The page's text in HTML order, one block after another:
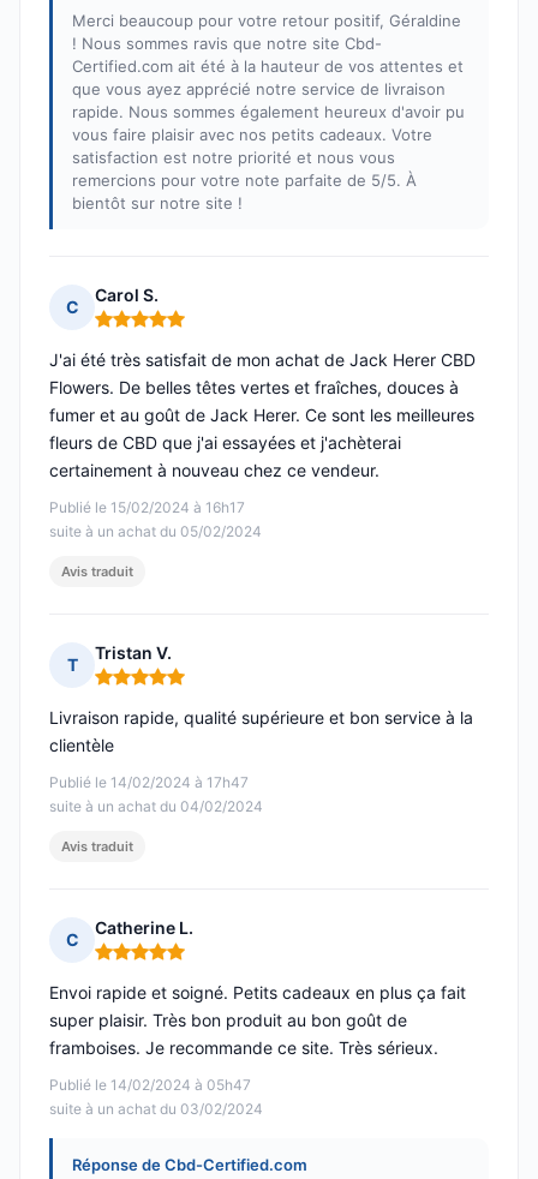
Merci beaucoup pour votre retour positif, Géraldine
! Nous sommes ravis que notre site Cbd-
Certified.com ait été à la hauteur de vos attentes et
que vous ayez apprécié notre service de livraison
rapide. Nous sommes également heureux d'avoir pu
vous faire plaisir avec nos petits cadeaux. Votre
satisfaction est notre priorité et nous vous
remercions pour votre note parfaite de 5/5. À
bientôt sur notre site !
C
Carol S.
Note : 5 sur 5
Publié le 15/02/2024 à 16h17
suite à un achat du 05/02/2024
J'ai été très satisfait de mon achat de Jack Herer CBD
Flowers. De belles têtes vertes et fraîches, douces à
fumer et au goût de Jack Herer. Ce sont les meilleures
fleurs de CBD que j'ai essayées et j'achèterai
certainement à nouveau chez ce vendeur.
Avis traduit
T
Tristan V.
Note : 5 sur 5
Publié le 14/02/2024 à 17h47
suite à un achat du 04/02/2024
Livraison rapide, qualité supérieure et bon service à la
clientèle
Avis traduit
C
Catherine L.
Note : 5 sur 5
Publié le 14/02/2024 à 05h47
suite à un achat du 03/02/2024
Envoi rapide et soigné. Petits cadeaux en plus ça fait
super plaisir. Très bon produit au bon goût de
framboises. Je recommande ce site. Très sérieux.
Réponse de Cbd-Certified.com